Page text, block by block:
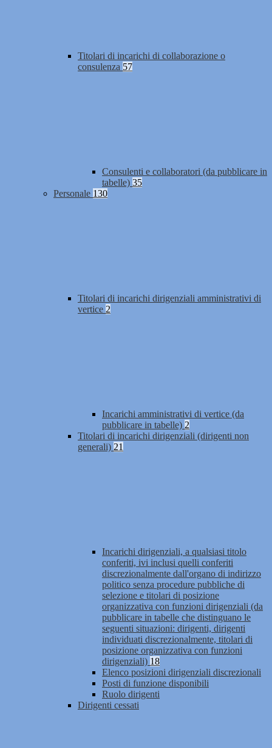
Titolari di incarichi di collaborazione o
consulenza 57
Consulenti e collaboratori (da pubblicare in
tabelle) 35
Personale 130
Titolari di incarichi dirigenziali amministrativi di
vertice 2
Incarichi amministrativi di vertice (da
pubblicare in tabelle) 2
Titolari di incarichi dirigenziali (dirigenti non
generali) 21
Incarichi dirigenziali, a qualsiasi titolo
conferiti, ivi inclusi quelli conferiti
discrezionalmente dall'organo di indirizzo
politico senza procedure pubbliche di
selezione e titolari di posizione
organizzativa con funzioni dirigenziali (da
pubblicare in tabelle che distinguano le
seguenti situazioni: dirigenti, dirigenti
individuati discrezionalmente, titolari di
posizione organizzativa con funzioni
dirigenziali) 18
Elenco posizioni dirigenziali discrezionali
Posti di funzione disponibili
Ruolo dirigenti
Dirigenti cessati